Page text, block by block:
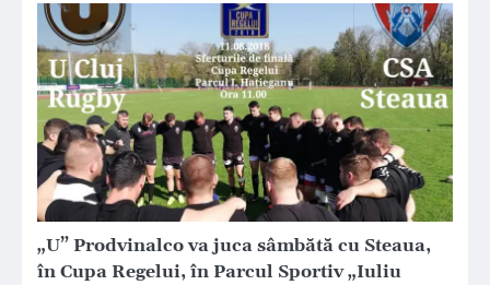
„U” Prodvinalco va juca sâmbătă cu Steaua,
în Cupa Regelui, în Parcul Sportiv „Iuliu